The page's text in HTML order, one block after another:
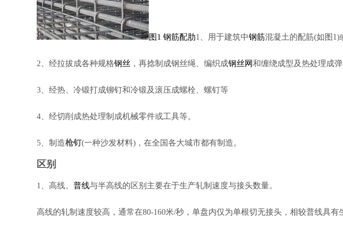
图1 钢筋配肋1、用于建筑中钢筋混凝土的配筋(如图1)
2、经拉拔成各种规格钢丝 ，再捻制成钢丝绳、编织成钢丝网和缠绕成型及热处理成
3、经热、冷锻打成铆钉和冷锻及滚压成螺栓、螺钉等
4、经切削成热处理制成机械零件或工具等。
5、制造枪钉(一种沙发材料)，在全国各大城市都有制造。
区别
1、高线、 普线与半高线的区别主要在于生产轧制速度与接头数量。
高线的轧制速度较高，通常在80-160米/秒，单盘内仅为单根切无接头，相较普线具